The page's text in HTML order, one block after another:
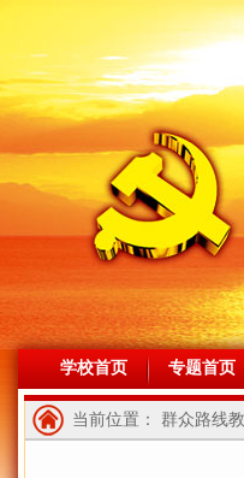
学校首页 专题首页
当前位置： 群众路线